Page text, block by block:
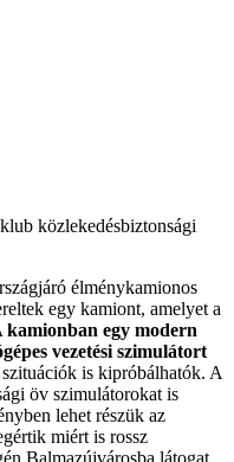
közlekedésbiztonsági
élménykamionos
egy kamiont, amelyet a
kamionban egy modern
vezetési szimulátort
is kipróbálhatók. A
öv szimulátorokat is
lehet részük az
miért is rossz
Balmazújvárosba látogat